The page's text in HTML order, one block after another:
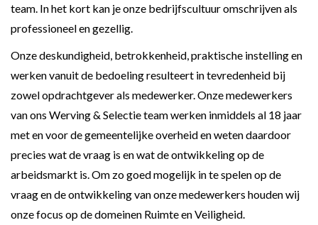
team. In het kort kan je onze bedrijfscultuur omschrijven als
professioneel en gezellig.
Onze deskundigheid, betrokkenheid, praktische instelling en
werken vanuit de bedoeling resulteert in tevredenheid bij
zowel opdrachtgever als medewerker. Onze medewerkers
van ons Werving & Selectie team werken inmiddels al 18 jaar
met en voor de gemeentelijke overheid en weten daardoor
precies wat de vraag is en wat de ontwikkeling op de
arbeidsmarkt is. Om zo goed mogelijk in te spelen op de
vraag en de ontwikkeling van onze medewerkers houden wij
onze focus op de domeinen Ruimte en Veiligheid.